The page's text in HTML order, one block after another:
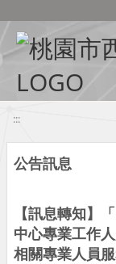
:::
公告訊息
【訊息轉知】
中心專業工作
相關專業人員